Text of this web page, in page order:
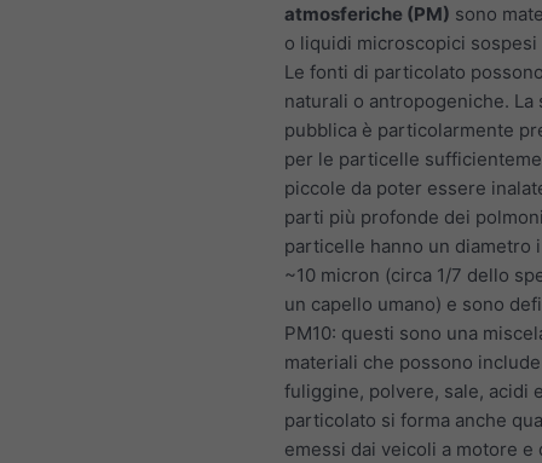
atmosferiche (PM) sono
o liquidi microscopici sospesi
Le fonti di particolato
naturali o antropogeniche. La
pubblica è particolarmente
per le particelle
piccole da poter essere
parti più profonde dei
particelle hanno un diametro
~10 micron (circa 1/7 dello
un capello umano) e sono
PM10: questi sono una
materiali che possono
fuliggine, polvere, sale, acidi
particolato si forma anche
emessi dai veicoli a motore e